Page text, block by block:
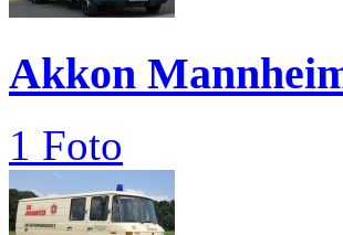
Akkon
1 Foto